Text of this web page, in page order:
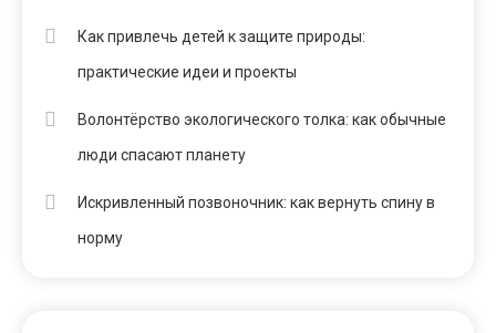
Как привлечь детей к защите природы:
практические идеи и проекты
Волонтёрство экологического толка: как обычные
люди спасают планету
Искривленный позвоночник: как вернуть спину в
норму